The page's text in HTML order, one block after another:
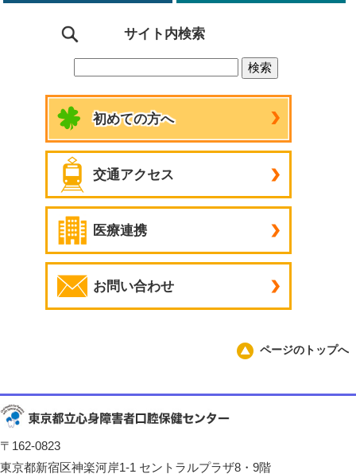
サイト内検索
初めての方へ
交通アクセス
医療連携
お問い合わせ
ページのトップへ
〒162-0823
東京都新宿区神楽河岸1-1 セントラルプラザ8・9階